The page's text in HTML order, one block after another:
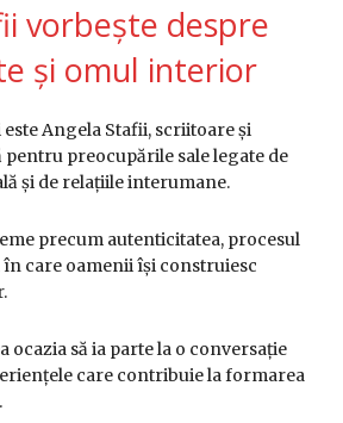
vorbește despre
și omul interior
Angela Stafii, scriitoare și
preocupările sale legate de
și de relațiile interumane.
precum autenticitatea, procesul
care oamenii își construiesc
ocazia să ia parte la o conversație
care contribuie la formarea